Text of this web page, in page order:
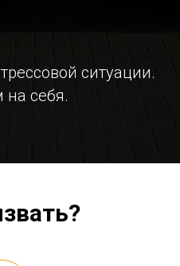
ситуации.
на себя.